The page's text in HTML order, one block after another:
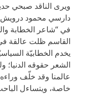
ويرى الناقد صبحي
دارسي محمود درويش
في “شاعر الخطابة
القاسم ظلت عالقة
يخدم الخطابيّة
الشعر حقوقه
عالمنا وقد خلّف
خاصة، ويتساءل